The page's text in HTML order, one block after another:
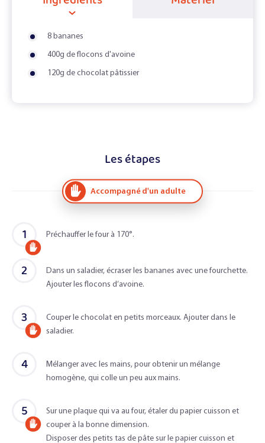
8 bananes
400g de flocons d'avoine
120g de chocolat pâtissier
Les étapes
Accompagné d'un adulte
1
Accompagné
d'un
adulte
Préchauffer le four à 170°.
2
Dans un saladier, écraser les bananes avec une fourchette.
Ajouter les flocons d’avoine.
3
Accompagné
d'un
adulte
Couper le chocolat en petits morceaux. Ajouter dans le
saladier.
4
Mélanger avec les mains, pour obtenir un mélange
homogène, qui colle un peu aux mains.
5
Accompagné
Sur une plaque qui va au four, étaler du papier cuisson et
couper à la bonne dimension.
Disposer des petits tas de pâte sur le papier cuisson et